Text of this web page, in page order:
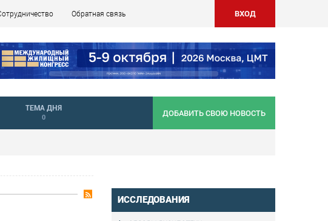
Обратная связь ВХОД
ТЕМА ДНЯ
0 ДОБАВИТЬ СВОЮ НОВОСТЬ
ИССЛЕДОВАНИЯ